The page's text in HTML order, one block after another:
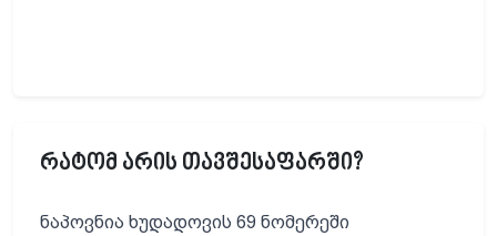
რატომ არის თავშესაფარში?
ნაპოვნია ხუდადოვის 69 ნომერეში